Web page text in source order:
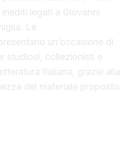
legati a Giovanni
Le
un’occasione di
studiosi, collezionisti e
italiana, grazie alla
del materiale proposto.